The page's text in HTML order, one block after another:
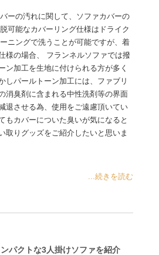
ーの汚れに関して、ソファカバーの
可能なカバーリング仕様はドライク
ーニングで洗うことが可能ですが、着
様の場合、 フランネルソファでは撥
ン加工を生地に付けられる方が多く
しパールトーン加工には、ファブリ
消臭剤に含まれる中性洗剤等の界面
退させる為、使用をご遠慮頂いてい
もカバーについた臭いが気になると
取りグッズをご紹介したいと思いま
...続きを読む
ンパクトな3人掛けソファを紹介